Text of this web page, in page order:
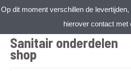
Op dit moment verschillen de
hierover contact met
Sanitair onderdelen
shop